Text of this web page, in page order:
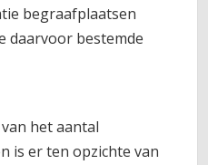
begraafplaatsen
daarvoor bestemde
het aantal
is er ten opzichte van